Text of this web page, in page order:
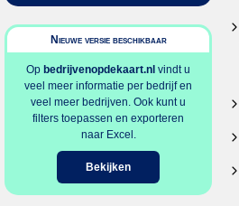
Nieuwe versie beschikbaar
Op bedrijvenopdekaart.nl vindt u
veel meer informatie per bedrijf en
veel meer bedrijven. Ook kunt u
filters toepassen en exporteren
naar Excel.
Bekijken